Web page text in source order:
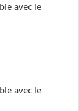
avec le
avec le